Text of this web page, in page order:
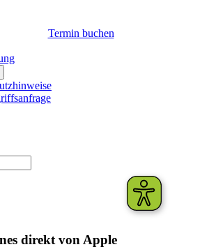
Termin buchen
direkt von Apple